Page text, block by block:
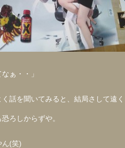
ぁ・・」
話を聞いてみると、結局さして遠
ろしからずや。
ん(笑)